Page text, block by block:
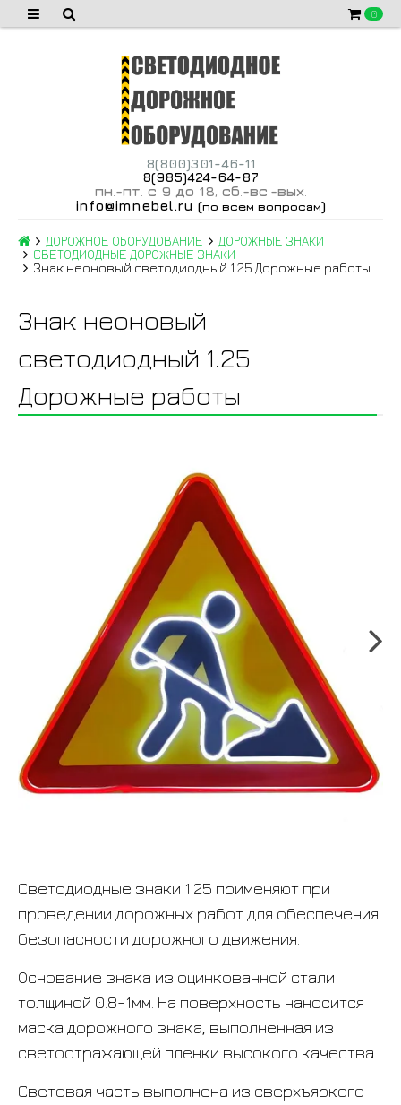
0
8(800)301-46-11
8(985)424-64-87
пн -пт с 9 до 18, сб -вс -вых.
info@imnebel.ru (по всем вопросам)
ДОРОЖНОЕ ОБОРУДОВАНИЕ
ДОРОЖНЫЕ ЗНАКИ
СВЕТОДИОДНЫЕ ДОРОЖНЫЕ ЗНАКИ
Знак неоновый светодиодный 1.25 Дорожные работы
Знак неоновый
светодиодный 1.25
Дорожные работы
Светодиодные знаки 1.25 применяют при
проведении дорожных работ для обеспечения
безопасности дорожного движения.
Основание знака из оцинкованной стали
толщиной 0.8-1мм. На поверхность наносится
маска дорожного знака, выполненная из
светоотражающей пленки высокого качества.
Световая часть выполнена из сверхъяркого